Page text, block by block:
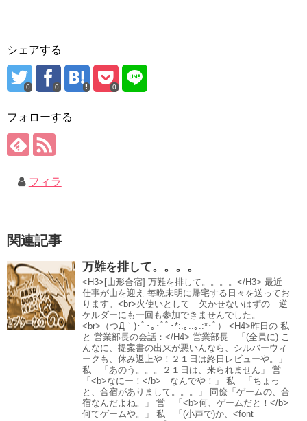
シェアする
0 0 0
フォローする
フィラ
関連記事
万難を排して。。。。
<H3>[山形合宿] 万難を排して。。。。</H3> 最近
仕事が山を迎え 毎晩未明に帰宅する日々を送ってお
ります。<br>火使いとして 欠かせないはずの 逆
ケルダーにも一回も参加できませんでした。
<br>（つД｀)･ﾟ･｡･ﾟﾟ･*:.｡..｡.:*･ﾟ） <H4>昨日の 私
と 営業部長の会話：</H4> 営業部長 「(全員に) こ
んなに、提案書の出来が悪いんなら、シルバーウィ
ークも、休み返上や！２１日は終日レビューや。」
私 「あのう。。。２１日は、来られません」 営
「<b>なにー！</b> なんでや！」 私 「ちょっ
と、合宿がありまして。。。」 同僚「ゲームの、合
宿なんだよね。」 営 「<b>何、ゲームだと！</b>
何てゲームや。」 私 「(小声で)か、<font